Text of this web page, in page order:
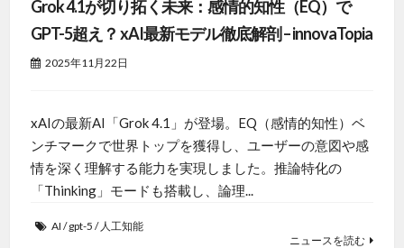
Grok 4.1が切り拓く未来：感情的知性（EQ）で
GPT-5超え？ xAI最新モデル徹底解剖 – innovaTopia
2025年11月22日
xAIの最新AI「Grok 4.1」が登場。EQ（感情的知性）ベ
ンチマークで世界トップを獲得し、ユーザーの意図や感
情を深く理解する能力を実現しました。推論特化の
「Thinking」モードも搭載し、論理...
AI /gpt-5 / 人工知能
ニュースを読む